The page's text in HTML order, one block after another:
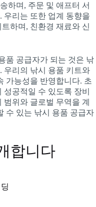
하며, 주문 및 애프터 서
우리는 또한 업계 동향을
하며, 친환경 재료와 신
품 공급자가 되는 것은 낚
우리의 낚시 용품 키트와
가능성을 반영합니다. 초
공적일 수 있도록 장비
위와 글로벌 무역을 계
수 있는 낚시 용품 공급자
합니다